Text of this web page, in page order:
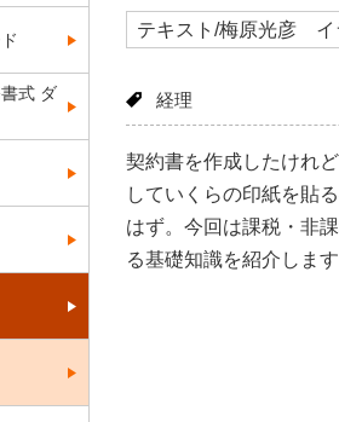
テキスト/梅原光彦 イ
経理
契約書を作成したけれ
していくらの印紙を貼
はず。今回は課税・非
る基礎知識を紹介します
式 ダ